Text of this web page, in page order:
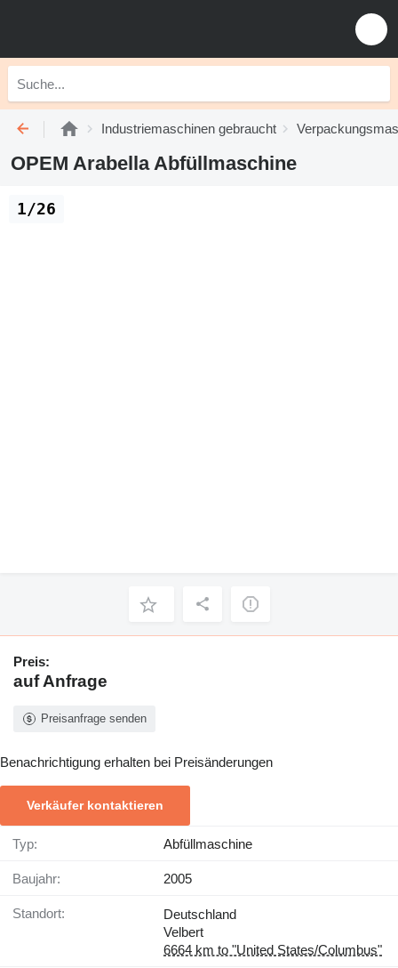
Industriemaschinen gebraucht
OPEM Arabella Abfüllmaschine
1/26
Preis:
auf Anfrage
Preisanfrage senden
Benachrichtigung erhalten bei Preisänderungen
Verkäufer kontaktieren
Typ: Abfüllmaschine
Baujahr: 2005
Standort:
Deutschland
Velbert
6664 km to "United States/Columbus"